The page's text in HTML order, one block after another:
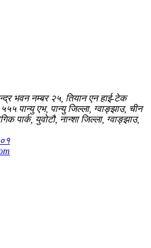
भवन नम्बर २५, तियान एन हाई-टेक
पान्यु एभ, पान्यु जिल्ला, ग्वाङ्झाउ, चीन
पार्क, युवोटौ, नान्शा जिल्ला, ग्वाङ्झाउ,